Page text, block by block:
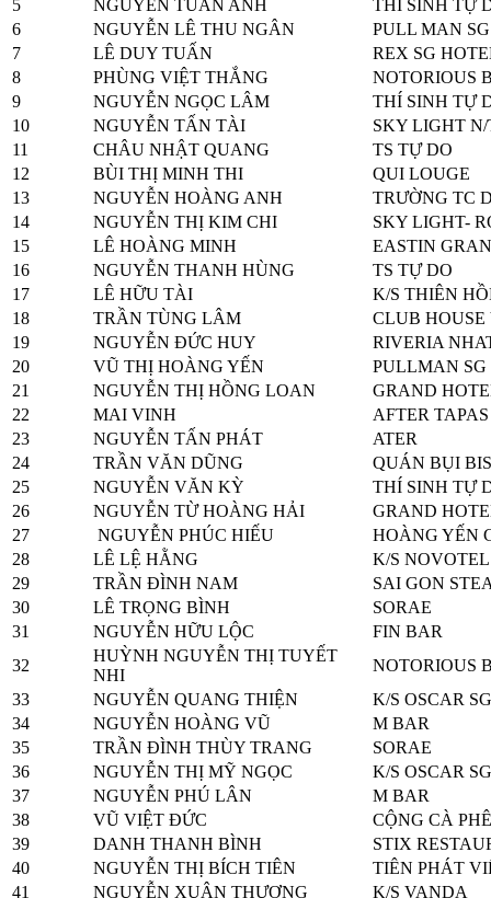
5
NGUYỄN TUẤN ANH
THÍ SINH TỰ
6
NGUYỄN LÊ THU NGÂN
PULL MAN
7
LÊ DUY TUẤN
REX SG
8
PHÙNG VIỆT THẮNG
NOTORIOUS
9
NGUYỄN NGỌC LÂM
THÍ SINH TỰ
10
NGUYỄN TẤN TÀI
SKY LIGHT N/
11
CHÂU NHẬT QUANG
TS TỰ DO
12
BÙI THỊ MINH THI
QUI LOUGE
13
NGUYỄN HOÀNG ANH
TRƯỜNG TC
14
NGUYỄN THỊ KIM CHI
SKY LIGHT-
15
LÊ HOÀNG MINH
EASTIN
16
NGUYỄN THANH HÙNG
TS TỰ DO
17
LÊ HỮU TÀI
K/S THIÊN
18
TRẦN TÙNG LÂM
CLUB HOUSE
19
NGUYỄN ĐỨC HUY
RIVERIA
20
VŨ THỊ HOÀNG YẾN
PULLMAN SG
21
NGUYỄN THỊ HỒNG LOAN
GRAND
22
MAI VINH
AFTER
23
NGUYỄN TẤN PHÁT
ATER
24
TRẦN VĂN DŨNG
QUÁN BỤI
25
NGUYỄN VĂN KỲ
THÍ SINH TỰ
26
NGUYỄN TỪ HOÀNG HẢI
GRAND
27
NGUYỄN PHÚC HIẾU
HOÀNG YẾN
28
LÊ LỆ HẰNG
K/S
29
TRẦN ĐÌNH NAM
SAI GON
30
LÊ TRỌNG BÌNH
SORAE
31
NGUYỄN HỮU LỘC
FIN BAR
32
HUỲNH NGUYỄN THỊ TUYẾT
NHI
NOTORIOUS
33
NGUYỄN QUANG THIỆN
K/S OSCAR SG
34
NGUYỄN HOÀNG VŨ
M BAR
35
TRẦN ĐÌNH THÙY TRANG
SORAE
36
NGUYỄN THỊ MỸ NGỌC
K/S OSCAR SG
37
NGUYỄN PHÚ LÂN
M BAR
38
VŨ VIỆT ĐỨC
CỘNG CÀ PHÊ
39
DANH THANH BÌNH
STIX
40
NGUYỄN THỊ BÍCH TIÊN
TIÊN PHÁT
41
NGUYỄN XUÂN THƯƠNG K/S VANDA